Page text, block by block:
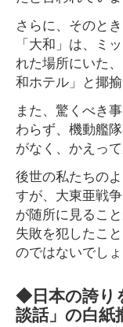
さらに、そのと
「大和」は、ミ
れた場所にいた
和ホテル」と揶
また、驚くべき
わらず、機動艦
がなく、かえっ
後世の私たちの
すが、大東亜戦
が随所に見るこ
失敗を犯したこ
のではないでしょ
◆日本の誇り
談話」の白紙